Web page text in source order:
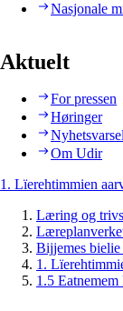
Nasjonale
Aktuelt
For pressen
Høringer
Nyhetsvarsel
Om Udir
1. Lïerehtimmien
Læring og
Bijjemes bielie
1.
1.5